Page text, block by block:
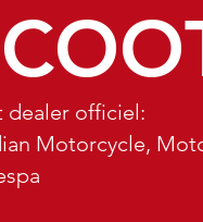
dealer officiel:
Motorcycle,